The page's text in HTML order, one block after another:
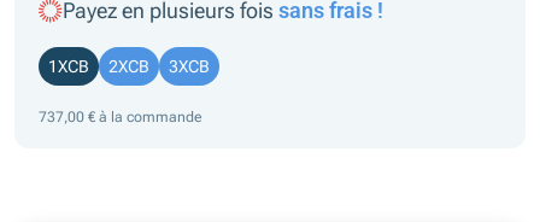
Payez en plusieurs fois sans frais !
1XCB 2XCB 3XCB
737,00 € à la commande